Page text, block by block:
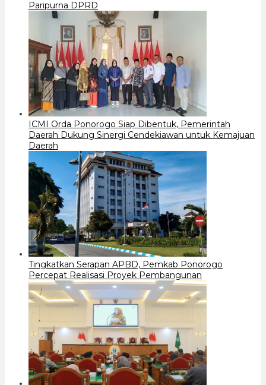
Paripurna DPRD
ICMI Orda Ponorogo Siap Dibentuk, Pemerintah
Daerah Dukung Sinergi Cendekiawan untuk Kemajuan
Daerah
Tingkatkan Serapan APBD, Pemkab Ponorogo
Percepat Realisasi Proyek Pembangunan